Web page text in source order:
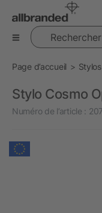
Rechercher des
Page d’accueil Stylos
Stylo Cosmo
Numéro de l’article :